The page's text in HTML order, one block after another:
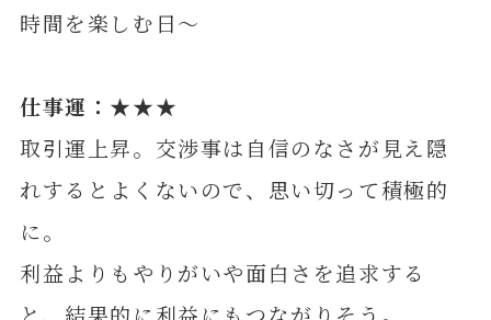
時間を楽しむ日～
仕事運：★★★
取引運上昇。交渉事は自信のなさが見え隠
れするとよくないので、思い切って積極的
に。
利益よりもやりがいや面白さを追求する